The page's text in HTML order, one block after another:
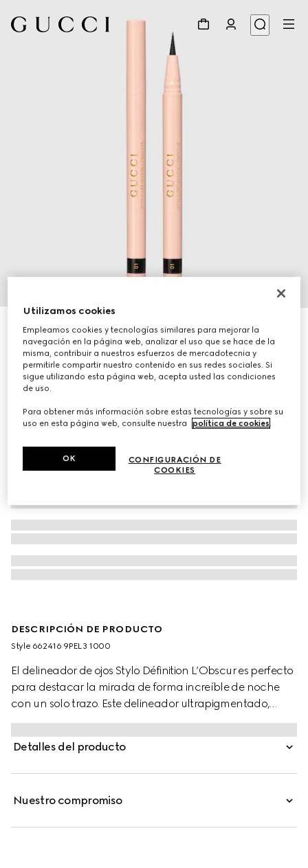
Delineador Stylo Définition L’Obscur
€ 48
DESCRIPCIÓN DE PRODUCTO
Style ‎662416 9PEL3 1000
El delineador de ojos Stylo Définition L’Obscur es perfecto
para destacar la mirada de forma increíble de noche
con un solo trazo. Este delineador ultrapigmentado,
diseñado con una punta de fieltro precisa, está
formulado para ofrecer un acabado satinado duradero
y resistente al agua. Además, se desliza fácilmente y se
altamente pigmentado crea un efecto ultraintenso.
Detalles del producto
Nuestro compromiso
Utilizamos cookies
Empleamos cookies y tecnologías similares para mejorar la
navegación en la página web, analizar el uso que se hace de la
misma, contribuir a nuestros esfuerzos de mercadotecnia y
permitirle compartir nuestro contenido en sus redes sociales. Si
sigue utilizando esta página web, acepta usted las condiciones
de uso.
Para obtener más información sobre estas tecnologías y sobre su
uso en esta página web, consulte nuestra
política de cookies.
CONFIGURACIÓN DE
COOKIES
OK